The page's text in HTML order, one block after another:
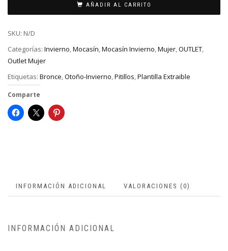
AÑADIR AL CARRITO
SKU: N/D
Categorías: Invierno,Mocasín,Mocasín Invierno,Mujer,OUTLET,
Outlet Mujer
Etiquetas: Bronce,Otoño-Invierno,Pitillos,Plantilla Extraible
Comparte
INFORMACIÓN ADICIONAL VALORACIONES (0)
INFORMACIÓN ADICIONAL